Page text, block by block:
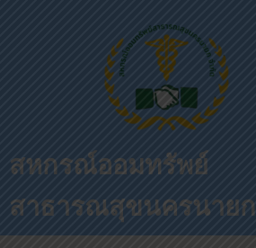
สหกรณ์ออมทรัพย์
สาธารณสุขนครนายก